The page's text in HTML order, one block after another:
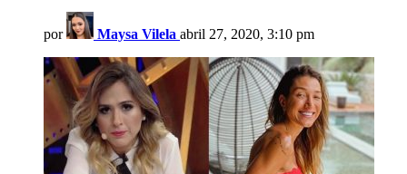
por Maysa Vilela abril 27, 2020, 3:10 pm